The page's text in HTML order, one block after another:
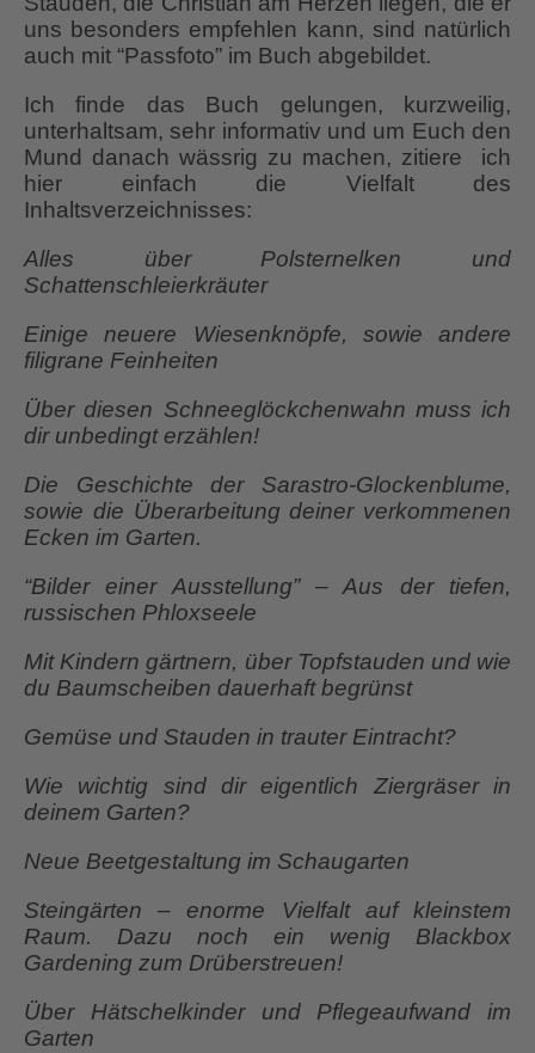
uns besonders empfehlen kann, sind natürlich
auch mit “Passfoto” im Buch abgebildet.
Ich finde das Buch gelungen, kurzweilig,
unterhaltsam, sehr informativ und um Euch den
Mund danach wässrig zu machen, zitiere ich
hier einfach die Vielfalt des
Inhaltsverzeichnisses:
Alles über Polsternelken und
Schattenschleierkräuter
Einige neuere Wiesenknöpfe, sowie andere
filigrane Feinheiten
Über diesen Schneeglöckchenwahn muss ich
dir unbedingt erzählen!
Die Geschichte der Sarastro-Glockenblume,
sowie die Überarbeitung deiner verkommenen
Ecken im Garten.
“Bilder einer Ausstellung” – Aus der tiefen,
russischen Phloxseele
Mit Kindern gärtnern, über Topfstauden und wie
du Baumscheiben dauerhaft begrünst
Gemüse und Stauden in trauter Eintracht?
Wie wichtig sind dir eigentlich Ziergräser in
deinem Garten?
Neue Beetgestaltung im Schaugarten
Steingärten – enorme Vielfalt auf kleinstem
Raum. Dazu noch ein wenig Blackbox
Gardening zum Drüberstreuen!
Über Hätschelkinder und Pflegeaufwand im
Garten